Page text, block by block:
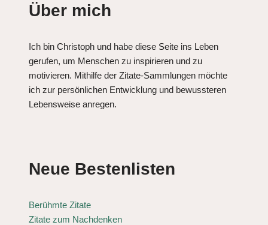
Über mich
Ich bin Christoph und habe diese Seite ins Leben
gerufen, um Menschen zu inspirieren und zu
motivieren. Mithilfe der Zitate-Sammlungen möchte
ich zur persönlichen Entwicklung und bewussteren
Lebensweise anregen.
Neue Bestenlisten
Berühmte Zitate
Zitate zum Nachdenken